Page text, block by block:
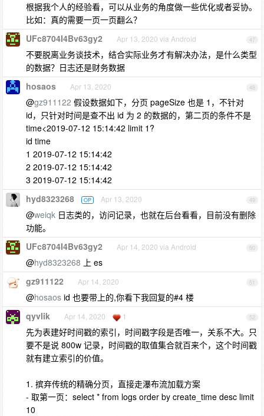
根据我个人的经验看，可以从业务的角度做一些优化或者妥协。
比如：真的需要一页一页翻么？
47
UFc8704I4Bv63gy2 Apr 13, 2020 via Android
不要脱离业务谈技术，结合实际业务才有解决办法，是什么类型
的数据？日志还是财务数据
48
hosaos Apr 13, 2020
@gz911122 假设数据如下，分页 pageSize 也是 1，不针对
id，只针对时间是查不出 id 为 2 的数据的，第二页的条件不是
time<2019-07-12 15:14:42 limit 1?
id time
1 2019-07-12 15:14:42
2 2019-07-12 15:14:42
3 2019-07-12 15:14:42
49
hyd8323268 OP Apr 13, 2020
@weiqk 日志类的，访问记录，也就在后台看看，目前没有删除
功能。
50
UFc8704I4Bv63gy2 Apr 14, 2020 via Android
@hyd8323268 上 es
51
gz911122 Apr 14, 2020
@hosaos id 也要带上的,你看下我回复的#4 楼
52
qyvlik Apr 14, 2020 1
先为表建好时间戳的索引，时间戳字段是否唯一，关系不大。只
要不是说 800w 记录，时间戳的取值集合就百来个，这个时间戳
就有建立索引的价值。
1. 摈弃传统的精确分页，直接走瀑布流加载方案
- 取第一页：select * from logs order by create_time desc limit
10